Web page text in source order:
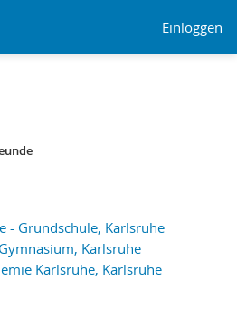
Einloggen
- Grundschule, Karlsruhe
Karlsruhe
Karlsruhe, Karlsruhe